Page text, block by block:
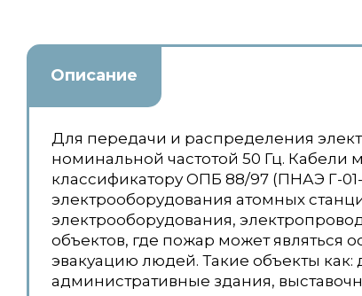
Описание
Для передачи и распределения
номинальной частотой 50 Гц. Кабели
классификатору ОПБ 88/97 (ПНАЭ Г-
электрооборудования атомных
электрооборудования,
объектов, где пожар может являться
эвакуацию людей. Такие объекты
административные здания,